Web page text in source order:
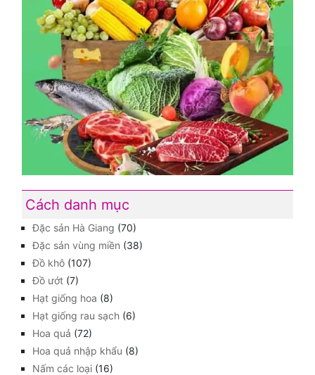
Cách danh mục
Đặc sản Hà Giang (70)
Đặc sản vùng miền (38)
Đồ khô (107)
Đồ ướt (7)
Hạt giống hoa (8)
Hạt giống rau sạch (6)
Hoa quả (72)
Hoa quả nhập khẩu (8)
Nấm các loại (16)